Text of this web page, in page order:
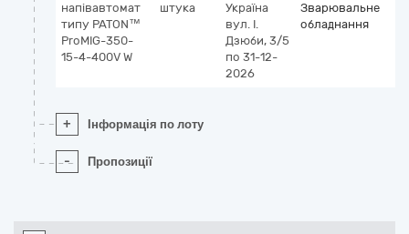
напівавтомат
типу PATON™
ProMIG-350-
15-4-400V W
штука
Україна
вул. І.
Дзюби, 3/5
по 31-12-
2026
Зварювальне
обладнання
+ Інформація по лоту
- Пропозиції